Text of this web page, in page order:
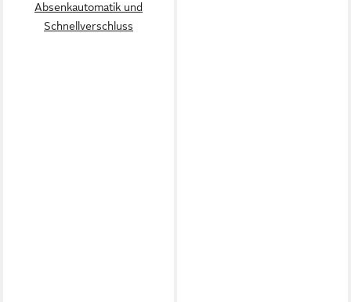
Absenkautomatik und
Schnellverschluss